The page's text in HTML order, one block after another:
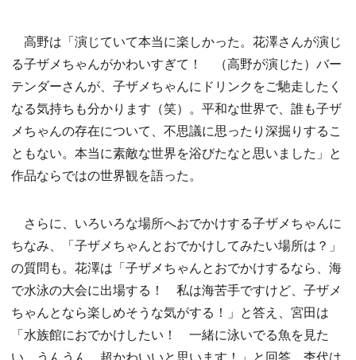
高野は「演じていて本当に楽しかった。花澤さんが演じ
る子ザメちゃんがかわいすぎて！ （高野が演じた）バー
テンダーさんが、子ザメちゃんにドリンクをご馳走したく
なる気持ちも分かります（笑）。平和な世界で、誰も子ザ
メちゃんの存在について、不思議に思ったり深掘りするこ
ともない。本当に素敵な世界を浴びたなと思いました」と
作品ならではの世界観を語った。
さらに、いろいろな場所へおでかけする子ザメちゃんに
ちなみ、「子ザメちゃんとおでかけしてみたい場所は？」
の質問も。花澤は「子ザメちゃんとおでかけするなら、海
で水泳の大会に出場する！ 私は海苦手ですけど、子ザメ
ちゃんとなら楽しめそうな気がする！」と答え、宮田は
「水族館におでかけしたい！ 一緒に泳いでる魚を見た